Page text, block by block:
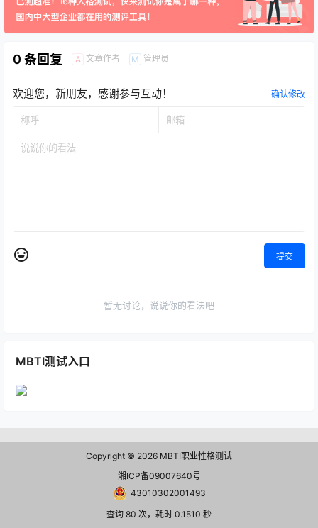
0 条回复 A 文章作者 M 管理员
欢迎您，新朋友，感谢参与互动！ 确认修改
提交
暂无讨论，说说你的看法吧
MBTI测试入口
Copyright © 2026 MBTI职业性格测试
湘ICP备09007640号
43010302001493
查询 80 次，耗时 0.1510 秒